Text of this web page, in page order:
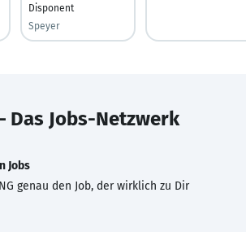
Disponent
Speyer
Das Jobs-Netzwerk
Jobs
genau den Job, der wirklich zu Dir